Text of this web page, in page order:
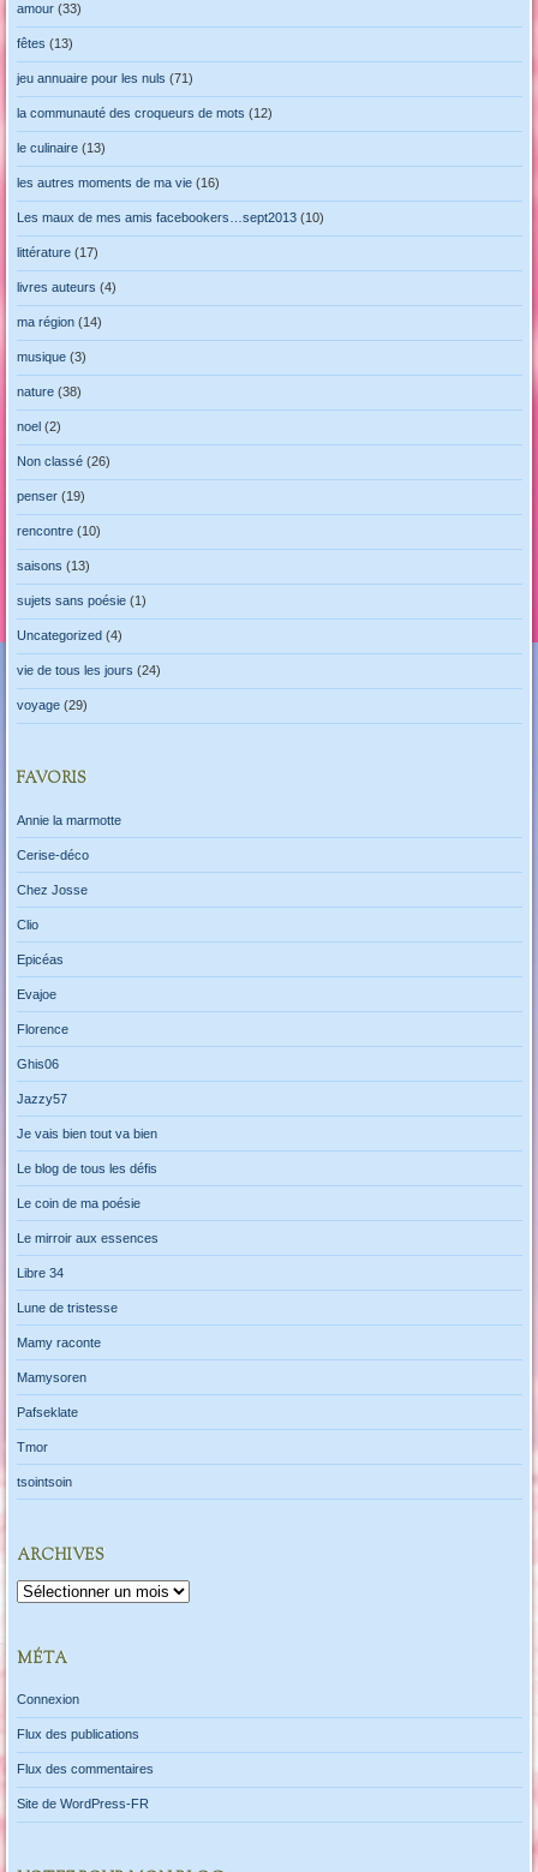
amour(33)
fêtes (13)
jeu annuaire pour les nuls (71)
la communauté des croqueurs de mots (12)
le culinaire(13)
les autres moments de ma vie(16)
Les maux de mes amis facebookers…sept2013(10)
littérature(17)
livres auteurs (4)
ma région(14)
musique(3)
nature(38)
noel (2)
Non classé(26)
penser(19)
rencontre(10)
saisons (13)
sujets sans poésie(1)
Uncategorized (4)
vie de tous les jours (24)
voyage(29)
FAVORIS
Annie la marmotte
Cerise-déco
Chez Josse
Clio
Epicéas
Evajoe
Florence
Ghis06
Jazzy57
Je vais bien tout va bien
Le blog de tous les défis
Le coin de ma poésie
Le mirroir aux essences
Libre 34
Lune de tristesse
Mamy raconte
Mamysoren
Pafseklate
Tmor
tsointsoin
ARCHIVES
Archives
MÉTA
Connexion
Flux des publications
Flux des commentaires
Site de WordPress-FR